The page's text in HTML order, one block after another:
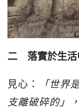
二　落實於生
見心：
「世界
支離破碎的」